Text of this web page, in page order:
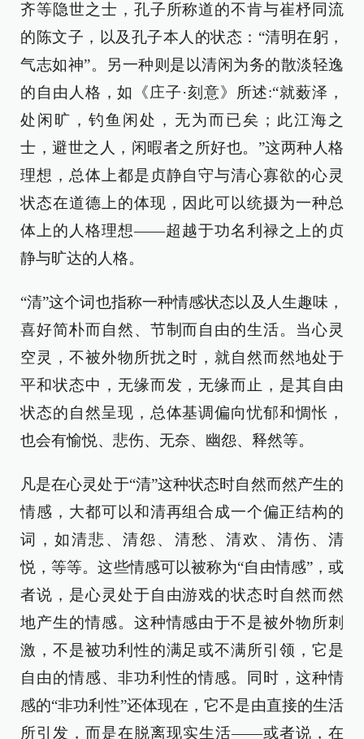
齐等隐世之士，孔子所称道的不肯与崔杼同流
的陈文子，以及孔子本人的状态：“清明在躬，
气志如神”。另一种则是以清闲为务的散淡轻逸
的自由人格，如《庄子·刻意》所述:“就薮泽，
处闲旷，钓鱼闲处，无为而已矣；此江海之
士，避世之人，闲暇者之所好也。”这两种人格
理想，总体上都是贞静自守与清心寡欲的心灵
状态在道德上的体现，因此可以统摄为一种总
体上的人格理想——超越于功名利禄之上的贞
静与旷达的人格。
“清”这个词也指称一种情感状态以及人生趣味，
喜好简朴而自然、节制而自由的生活。当心灵
空灵，不被外物所扰之时，就自然而然地处于
平和状态中，无缘而发，无缘而止，是其自由
状态的自然呈现，总体基调偏向忧郁和惆怅，
也会有愉悦、悲伤、无奈、幽怨、释然等。
凡是在心灵处于“清”这种状态时自然而然产生的
情感，大都可以和清再组合成一个偏正结构的
词，如清悲、清怨、清愁、清欢、清伤、清
悦，等等。这些情感可以被称为“自由情感”，或
者说，是心灵处于自由游戏的状态时自然而然
地产生的情感。这种情感由于不是被外物所刺
激，不是被功利性的满足或不满所引领，它是
自由的情感、非功利性的情感。同时，这种情
感的“非功利性”还体现在，它不是由直接的生活
所引发，而是在脱离现实生活——或者说，在